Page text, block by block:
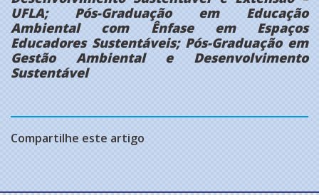
UFLA; Pós-Graduação em Educação
Ambiental com Ênfase em Espaços
Educadores Sustentáveis; Pós-Graduação em
Gestão Ambiental e Desenvolvimento
Sustentável
Compartilhe este artigo